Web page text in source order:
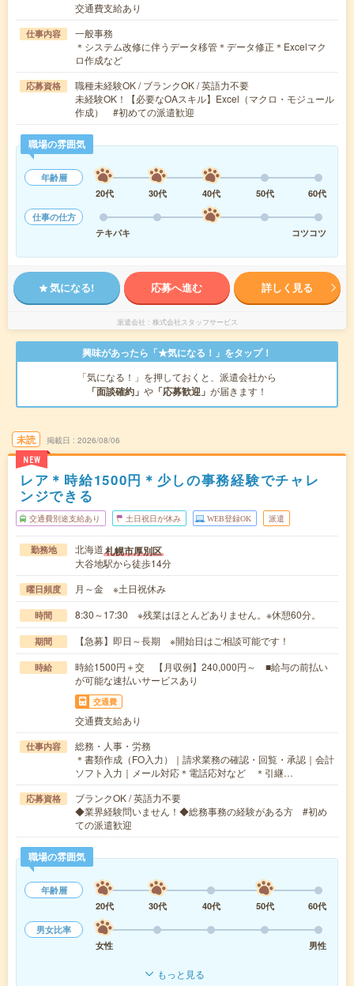
交通費支給あり
仕事内容
一般事務
＊システム改修に伴うデータ移管＊データ修正＊Excelマク
ロ作成など
応募資格
職種未経験OK / ブランクOK / 英語力不要
未経験OK！【必要なOAスキル】Excel（マクロ・モジュール
作成） #初めての派遣歓迎
職場の雰囲気
年齢層
20代
30代 40代 50代
60代
仕事の仕方
テキパキ
コツコツ
気になる! 応募へ進む 詳しく見る
派遣会社 株式会社スタッフサービス
興味があったら「★気になる！」をタップ！
「気になる！」を押しておくと、派遣会社から
「面談確約」 や 「応募歓迎」 が届きます！
未読
NEW
掲載日 2026/08/06
レア＊時給1500円＊少しの事務経験でチャレ
ンジできる
交通費別途支給あり 土日祝日が休み WEB登録OK 派遣
勤務地 北海道札幌市厚別区
大谷地駅から徒歩14分
曜日頻度 月～金 ※土日祝休み
時間 8:30～17:30 ※残業はほとんどありません。※休憩60分。
期間 【急募】即日～長期 ※開始日はご相談可能です！
時給
時給1500円＋交 【月収例】240,000円～ ■給与の前払い
が可能な速払いサービスあり
交通費
交通費支給あり
仕事内容
総務・人事・労務
＊書類作成（FO入力）｜請求業務の確認・回覧・承認｜会計
ソフト入力｜メール対応＊電話応対など ＊引継…
応募資格
ブランクOK / 英語力不要
◆業界経験問いません！◆総務事務の経験がある方 #初め
ての派遣歓迎
職場の雰囲気
年齢層
20代
30代 40代 50代
60代
男女比率
女性
男性
もっと見る